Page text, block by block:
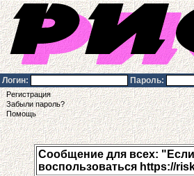
Логин: Пароль:
Регистрация
Забыли пароль?
Помощь
Сообщение для всех:
воспользоваться https://